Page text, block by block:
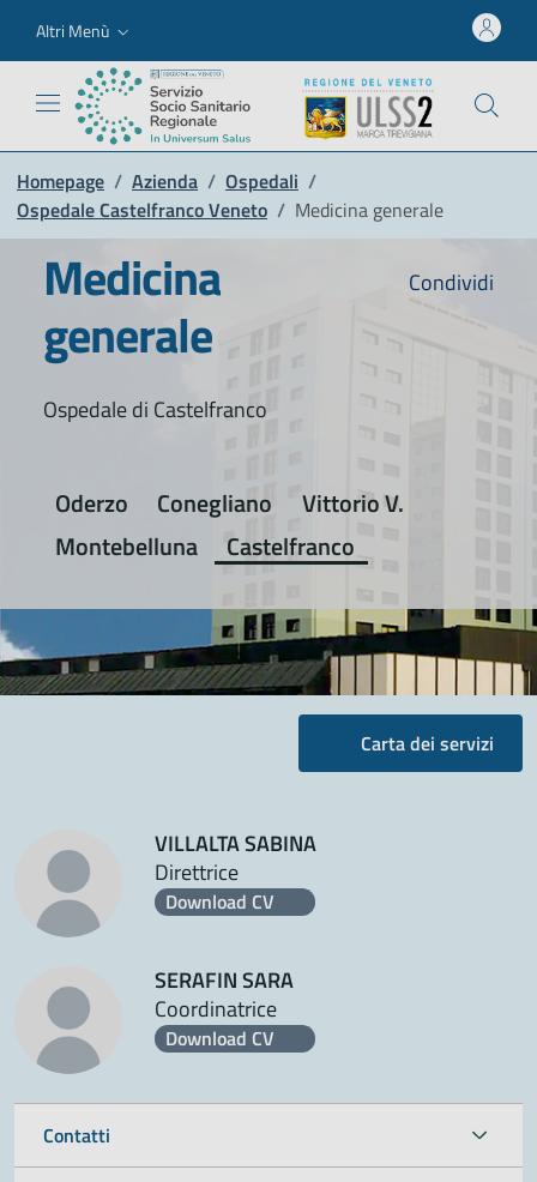
Altri Menù
Homepage / Azienda / Ospedali /
Ospedale Castelfranco Veneto / Medicina generale
Condividi
Medicina
generale
Ospedale di Castelfranco
Oderzo Conegliano
Vittorio V.
Montebelluna
Castelfranco
Carta dei servizi
VILLALTA SABINA
Direttrice
Download CV
SERAFIN SARA
Coordinatrice
Download CV
Contatti